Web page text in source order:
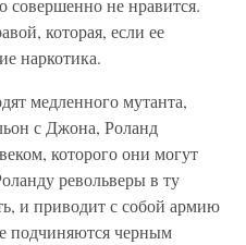
совершенно не нравится.
которая, если ее
наркотика.
медленного мутанта,
с Джона, Роланд
которого они могут
револьверы в ту
и приводит с собой армию
подчиняются черным